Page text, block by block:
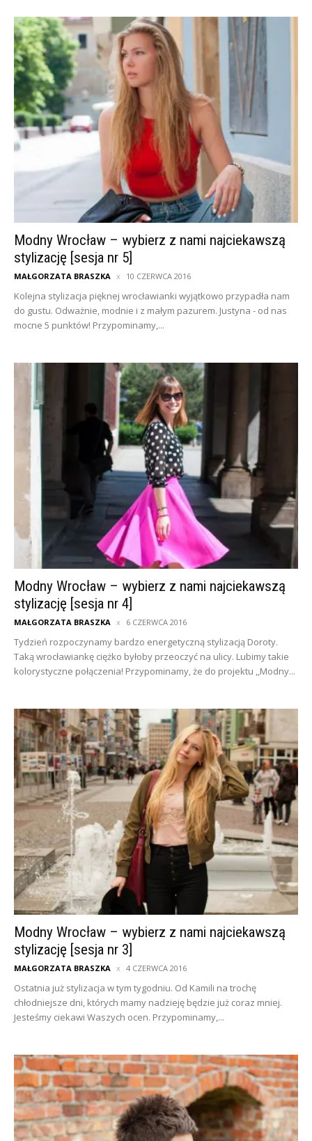
Modny Wrocław – wybierz z nami najciekawszą
stylizację [sesja nr 5]
MAŁGORZATA BRASZKA 10 CZERWCA 2016
Kolejna stylizacja pięknej wrocławianki wyjątkowo przypadła nam
do gustu. Odważnie, modnie i z małym pazurem. Justyna - od nas
mocne 5 punktów! Przypominamy,...
Modny Wrocław – wybierz z nami najciekawszą
stylizację [sesja nr 4]
MAŁGORZATA BRASZKA 6 CZERWCA 2016
Tydzień rozpoczynamy bardzo energetyczną stylizacją Doroty.
Taką wrocławiankę ciężko byłoby przeoczyć na ulicy. Lubimy takie
kolorystyczne połączenia! Przypominamy, że do projektu ,,Modny...
Modny Wrocław – wybierz z nami najciekawszą
stylizację [sesja nr 3]
MAŁGORZATA BRASZKA 4 CZERWCA 2016
Ostatnia już stylizacja w tym tygodniu. Od Kamili na trochę
chłodniejsze dni, których mamy nadzieję będzie już coraz mniej.
Jesteśmy ciekawi Waszych ocen. Przypominamy,...